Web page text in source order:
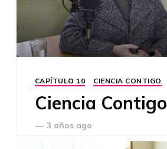
CAPÍTULO 10 CIENCIA CONTIGO
Ciencia Contigo
— 3 años ago